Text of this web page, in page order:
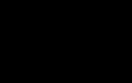
দায় এড়াতে পারে না
পার্টির চেয়ারম্যান